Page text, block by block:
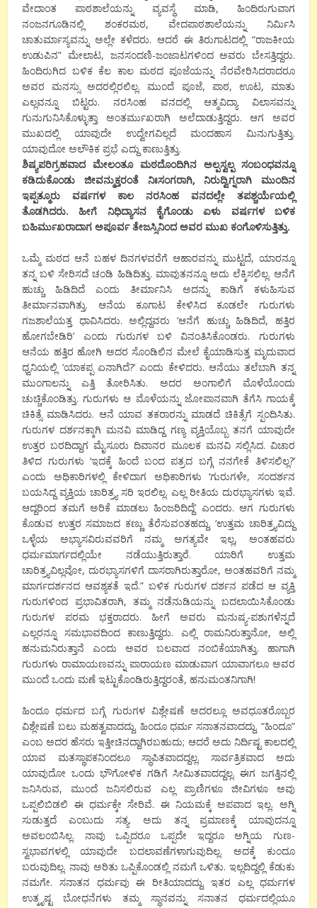
ವೇದಾಂತ ಪಾಠಶಾಲೆಯನ್ನು ವ್ಯವಸ್ಥೆ ಮಾಡಿ, ಹಿಂದಿರುಗುವಾಗ
ನಂಜನಗೂಡಿನಲ್ಲಿ ಶಂಕರಮಠ, ವೇದಪಾಠಶಾಲೆಯನ್ನು ನಿರ್ಮಿಸಿ
ಚಾತುರ್ಮಾಸ್ಯವನ್ನು ಅಲ್ಲೇ ಕಳೆದರು. ಆದರೆ ಈ ತಿರುಗಾಟದಲ್ಲಿ “ರಾಜಕೀಯ
ಉಡುಪಿನ” ಮೇಲಾಟ, ಜನಸಂದಣಿ-ಜಂಜಾಟಗಳಿಂದ ಅವರು ಬೇಸತ್ತಿದ್ದರು.
ಹಿಂದಿರುಗಿದ ಬಳಿಕ ಕೆಲ ಕಾಲ ಮಠದ ಪೂಜೆಯನ್ನು ನೆರವೇರಿಸಿದರಾದರೂ
ಅವರ ಮನಸ್ಸು ಅದರಲ್ಲಿರಲಿಲ್ಲ. ಮುಂದೆ ಪೂಜೆ, ಪಾಠ, ಊಟ, ಮಾತು
ಎಲ್ಲವನ್ನೂ ಬಿಟ್ಟರು. ನರಸಿಂಹ ವನದಲ್ಲಿ ಆತ್ಮವಿದ್ಯಾ ವಿಲಾಸವನ್ನು
ಗುನುಗುನಿಸಿಕೊಳ್ಳುತ್ತಾ ಅಂತರ್ಮುಖರಾಗಿ ಅಲೆದಾಡುತ್ತಿದ್ದರು. ಆಗ ಅವರ
ಮುಖದಲ್ಲಿ ಯಾವುದೇ ಉದ್ವೇಗವಿಲ್ಲದೆ ಮಂದಹಾಸ ಮಿನುಗುತ್ತಿತ್ತು.
ಯಾವುದೋ ಅಲೌಕಿಕ ಪ್ರಭೆ ಎದ್ದು ಕಾಣುತ್ತಿತ್ತು.
ಶಿಷ್ಯಪರಿಗ್ರಹವಾದ ಮೇಲಂತೂ ಮಠದೊಂದಿಗಿನ ಅಲ್ಪಸ್ವಲ್ಪ ಸಂಬಂಧವನ್ನೂ
ಕಡಿದುಕೊಂಡು ಜೀವನ್ಮುಕ್ತರಂತೆ ನಿಃಸಂಗರಾಗಿ, ನಿರುದ್ವಿಗ್ನರಾಗಿ ಮುಂದಿನ
ಇಪ್ಪತ್ಮೂರು ವರ್ಷಗಳ ಕಾಲ ನರಸಿಂಹ ವನದಲ್ಲೇ ತಪಶ್ಚರ್ಯೆಯಲ್ಲಿ
ತೊಡಗಿದರು. ಹೀಗೆ ನಿಧಿದ್ಯಾಸನ ಕೈಗೊಂಡು ಏಳು ವರ್ಷಗಳ ಬಳಿಕ
ಬಹಿರ್ಮುಖರಾದಾಗ ಅಪೂರ್ವ ತೇಜಸ್ಸಿನಿಂದ ಅವರ ಮುಖ ಕಂಗೊಳಿಸುತ್ತಿತ್ತು.
ಒಮ್ಮೆ ಮಠದ ಆನೆ ಬಹಳ ದಿನಗಳವರೆಗೆ ಆಹಾರವನ್ನು ಮುಟ್ಟದೆ, ಯಾರನ್ನೂ
ತನ್ನ ಬಳಿ ಸೇರಿಸದೆ ಚಂಡಿ ಹಿಡಿದಿತ್ತು. ಮಾವುತನನ್ನೂ ಅದು ಲೆಕ್ಕಿಸಲಿಲ್ಲ. ಆನೆಗೆ
ಹುಚ್ಚು ಹಿಡಿದಿದೆ ಎಂದು ತೀರ್ಮಾನಿಸಿ ಅದನ್ನು ಕಾಡಿಗೆ ಕಳುಹಿಸುವ
ತೀರ್ಮಾನವಾಗಿತ್ತು. ಆನೆಯ ಕೂಗಾಟ ಕೇಳಿಸಿದ ಕೂಡಲೇ ಗುರುಗಳು
ಗಜಶಾಲೆಯತ್ತ ಧಾವಿಸಿದರು. ಅಲ್ಲಿದ್ದವರು ‘ಆನೆಗೆ ಹುಚ್ಚು ಹಿಡಿದಿದೆ, ಹತ್ತಿರ
ಹೋಗಬೇಡಿರಿ’ ಎಂದು ಗುರುಗಳ ಬಳಿ ವಿನಂತಿಸಿಕೊಂಡರು. ಗುರುಗಳು
ಆನೆಯ ಹತ್ತಿರ ಹೋಗಿ ಅದರ ಸೊಂಡಿಲಿನ ಮೇಲೆ ಕೈಯಾಡಿಸುತ್ತ ಮೃದುವಾದ
ಧ್ವನಿಯಲ್ಲಿ ‘ಯಾಕಪ್ಪ ಏನಾಗಿದೆ?’ ಎಂದು ಕೇಳಿದರು. ಆನೆಯು ತಲೆಬಾಗಿ ತನ್ನ
ಮುಂಗಾಲನ್ನು ಎತ್ತಿ ತೋರಿಸಿತು. ಅದರ ಅಂಗಾಲಿಗೆ ಮೊಳೆಯೊಂದು
ಚುಚ್ಚಿಕೊಂಡಿತ್ತು. ಗುರುಗಳು ಆ ಮೊಳೆಯನ್ನು ಜೋಪಾನವಾಗಿ ತೆಗೆಸಿ ಗಾಯಕ್ಕೆ
ಚಿಕಿತ್ಸೆ ಮಾಡಿಸಿದರು. ಆನೆ ಯಾವ ತಕರಾರನ್ನು ಮಾಡದೆ ಚಿಕಿತ್ಸೆಗೆ ಸ್ಪಂದಿಸಿತು.
ಗುರುಗಳ ದರ್ಶನಕ್ಕಾಗಿ ಮನವಿ ಮಾಡಿದ್ದ ಗಣ್ಯ ವ್ಯಕ್ತಿಯೊಬ್ಬ ತನಗೆ ಯಾವುದೇ
ಉತ್ತರ ಬರದಿದ್ದಾಗ ಮೈಸೂರು ದಿವಾನರ ಮೂಲಕ ಮನವಿ ಸಲ್ಲಿಸಿದ. ವಿಚಾರ
ತಿಳಿದ ಗುರುಗಳು ‘ಇದಕ್ಕೆ ಹಿಂದೆ ಬಂದ ಪತ್ರದ ಬಗ್ಗೆ ನನಗೇಕೆ ತಿಳಿಸಲಿಲ್ಲ?’
ಎಂದು ಅಧಿಕಾರಿಗಳಲ್ಲಿ ಕೇಳಿದಾಗ ಅಧಿಕಾರಿಗಳು ‘ಗುರುಗಳೇ, ಸಂದರ್ಶನ
ಬಯಸಿದ್ದ ವ್ಯಕ್ತಿಯ ಚಾರಿತ್ರ್ಯ ಸರಿ ಇರಲಿಲ್ಲ. ಎಲ್ಲ ರೀತಿಯ ದುರಭ್ಯಾಸಗಳು ಇವೆ.
ಆದ್ದರಿಂದ ತಮಗೆ ಅರಿಕೆ ಮಾಡಲು ಹಿಂಜರಿದಿದ್ದೆ’ ಎಂದರು. ಆಗ ಗುರುಗಳು
ಕೊಡುವ ಉತ್ತರ ಸಮಾಜದ ಕಣ್ಣು ತೆರೆಸುವಂತಹದ್ದು. ‘ಉತ್ತಮ ಚಾರಿತ್ರ್ಯವಿದ್ದು
ಒಳ್ಳೆಯ ಅಭ್ಯಾಸವಿರುವವರಿಗೆ ನಮ್ಮ ಅಗತ್ಯವೇ ಇಲ್ಲ, ಅಂತಹವರು
ಧರ್ಮಮಾರ್ಗದಲ್ಲಿಯೇ ನಡೆಯುತ್ತಿರುತ್ತಾರೆ. ಯಾರಿಗೆ ಉತ್ತಮ
ಚಾರಿತ್ರ್ಯವಿಲ್ಲವೋ, ದುರಭ್ಯಾಸಗಳಿಗೆ ದಾಸರಾಗಿರುತ್ತಾರೋ, ಅಂತಹವರಿಗೆ ನಮ್ಮ
ಮಾರ್ಗದರ್ಶನದ ಆವಶ್ಯಕತೆ ಇದೆ.” ಬಳಿಕ ಗುರುಗಳ ದರ್ಶನ ಪಡೆದ ಆ ವ್ಯಕ್ತಿ
ಗುರುಗಳಿಂದ ಪ್ರಭಾವಿತರಾಗಿ, ತಮ್ಮ ನಡೆನುಡಿಯನ್ನು ಬದಲಾಯಿಸಿಕೊಂಡು
ಗುರುಗಳ ಪರಮ ಭಕ್ತರಾದರು. ಹೀಗೆ ಅವರು ಮನುಷ್ಯ-ಪಶುಗಳೆನ್ನದೆ
ಎಲ್ಲರನ್ನೂ ಸಮಭಾವದಿಂದ ಕಾಣುತ್ತಿದ್ದರು. ಎಲ್ಲಿ ರಾಮನಿರುತ್ತಾನೋ, ಅಲ್ಲಿ
ಹನುಮನಿರುತ್ತಾನೆ ಎಂದು ಅವರ ಬಲವಾದ ನಂಬಿಕೆಯಾಗಿತ್ತು. ಹಾಗಾಗಿ
ಗುರುಗಳು ರಾಮಾಯಣವನ್ನು ಪಾರಾಯಣ ಮಾಡುವಾಗ ಯಾವಾಗಲೂ ಅವರ
ಮುಂದೆ ಒಂದು ಮಣೆ ಇಟ್ಟುಕೊಂಡಿರುತ್ತಿದ್ದರಂತೆ, ಹನುಮಂತನಿಗಾಗಿ!
ಹಿಂದೂ ಧರ್ಮದ ಬಗ್ಗೆ ಗುರುಗಳ ವಿಶ್ಲೇಷಣೆ ಅದರಲ್ಲೂ ಅವಧೂತರೊಬ್ಬರ
ವಿಶ್ಲೇಷಣೆ ಬಲು ಮಹತ್ವವಾದದ್ದು. ಹಿಂದೂ ಧರ್ಮ ಸನಾತನವಾದದ್ದು. “ಹಿಂದೂ”
ಎಂಬ ಅದರ ಹೆಸರು ಇತ್ತೀಚಿನದ್ದಾಗಿರಬಹುದು; ಆದರೆ ಅದು ನಿರ್ದಿಷ್ಟ ಕಾಲದಲ್ಲಿ
ಯಾವ ಮತಸ್ಥಾಪಕನಿಂದಲೂ ಸ್ಥಾಪಿತವಾದದ್ದಲ್ಲ. ಸಾರ್ವತ್ರಿಕವಾದ ಅದು
ಯಾವುದೋ ಒಂದು ಭೌಗೋಳಿಕ ಗಡಿಗೆ ಸೀಮಿತವಾದದ್ದಲ್ಲ. ಈಗ ಜಗತ್ತಿನಲ್ಲಿ
ಜನಿಸಿರುವ, ಮುಂದೆ ಜನಿಸಲಿರುವ ಎಲ್ಲ ಪ್ರಾಣಿಗಳೂ ಜೀವಿಗಳೂ ಅವು
ಒಪ್ಪಲಿಬಿಡಲಿ ಈ ಧರ್ಮಕ್ಕೇ ಸೇರಿವೆ. ಈ ನಿಯಮಕ್ಕೆ ಅಪವಾದ ಇಲ್ಲ. ಅಗ್ನಿ
ಸುಡುತ್ತದೆ ಎಂಬುದು ಸತ್ಯ. ಅದು ತನ್ನ ಪ್ರಮಾಣಕ್ಕೆ ಯಾವುದನ್ನೂ
ಅವಲಂಬಿಸಿಲ್ಲ. ನಾವು ಒಪ್ಪಿದರೂ ಒಪ್ಪದೇ ಇದ್ದರೂ ಅಗ್ನಿಯ ಗುಣ-
ಸ್ವಭಾವಗಳಲ್ಲಿ ಯಾವುದೇ ಬದಲಾವಣೆಗಳಾಗುವುದಿಲ್ಲ. ಅದಕ್ಕೆ ಕುಂದೂ
ಬರುವುದಿಲ್ಲ. ನಾವು ಅರಿತು ಒಪ್ಪಿಕೊಂಡಲ್ಲಿ ನಮಗೆ ಒಳಿತು. ಇಲ್ಲದಿದ್ದಲ್ಲಿ ಕೆಡುಕು
ನಮಗೇ. ಸನಾತನ ಧರ್ಮವು ಈ ರೀತಿಯಾದದ್ದು. ಇತರ ಎಲ್ಲ ಧರ್ಮಗಳ
ಉತ್ಕೃಷ್ಟ ಬೋಧನೆಗಳು ತಮ್ಮ ಸ್ಥಾನವನ್ನು ಸನಾತನ ಧರ್ಮದಲ್ಲಿಯೂ